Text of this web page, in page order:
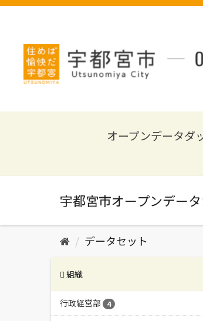
ス
オープンデータダ
データセット
組織
行政経営部 4